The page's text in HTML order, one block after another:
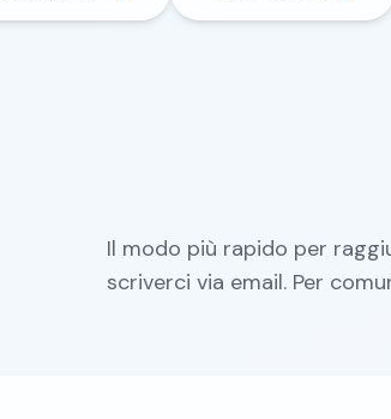
Il modo più rapido per
scriverci via email. Per